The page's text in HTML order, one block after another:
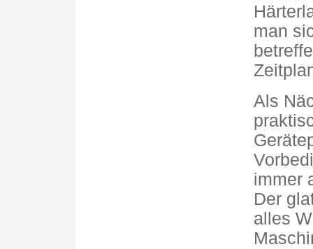
man
Als
immer
Der
alles